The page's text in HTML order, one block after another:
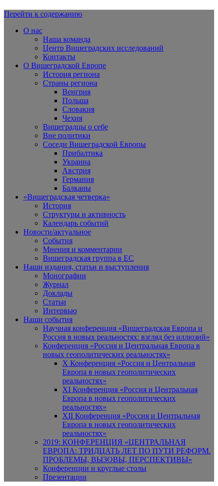
Вишеградская Европа
Перейти к содержанию
О нас
Наша команда
Центр Вишеградских исследований
Контакты
О Вишеградской Европе
История региона
Страны региона
Венгрия
Польша
Словакия
Чехия
Вишеградцы о себе
Вне политики
Соседи Вишеградской Европы
Прибалтика
Украина
Австрия
Германия
Балканы
«Вишеградская четверка»
История
Структуры и активность
Календарь событий
Новости/актуальное
События
Мнения и комментарии
Вишеградская группа в ЕС
Наши издания, статьи и выступления
Монографии
Журнал
Доклады
Статьи
Интервью
Наши события
Научная конференция «Вишеградская Европа и
Россия в новых реальностях: взгляд без иллюзий»
Конференция «Россия и Центральная Европа в
новых геополитических реальностях»
X Конференция «Россия и Центральная
Европа в новых геополитических
реальностях»
XI Конференция «Россия и Центральная
Европа в новых геополитических
реальностях»
XII Конференция «Россия и Центральная
Европа в новых геополитических
реальностях»
2019: КОНФЕРЕНЦИЯ «ЦЕНТРАЛЬНАЯ
ЕВРОПА: ТРИДЦАТЬ ЛЕТ ПО ПУТИ РЕФОРМ.
ПРОБЛЕМЫ, ВЫЗОВЫ, ПЕРСПЕКТИВЫ»
Конференции и круглые столы
Презентации